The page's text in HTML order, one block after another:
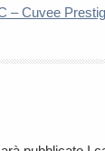
– Cuvee